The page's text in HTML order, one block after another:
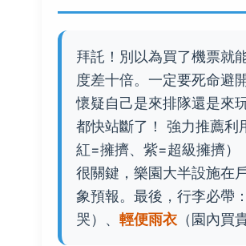
拜託！別以為買了機票就
度差十倍。一定要死命避
懷疑自己是來排隊還是來
都快站斷了！ 強力推薦利
紅=擁擠、紫=超級擁擠）
很關鍵，樂園大半設施在
象預報。最後，行李必帶：
哭）、 輕便雨衣 （園內買